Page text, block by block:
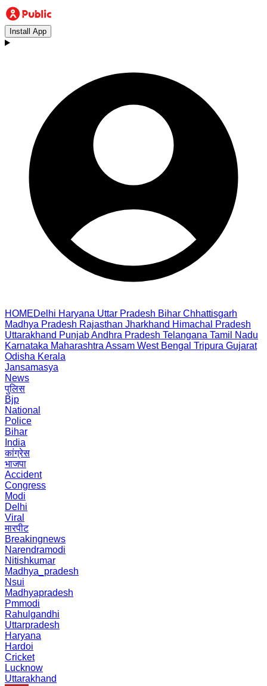
Install App
HOMEDelhi Haryana Uttar Pradesh Bihar Chhattisgarh
Madhya Pradesh Rajasthan Jharkhand Himachal Pradesh
Uttarakhand PunjabAndhra Pradesh Telangana Tamil Nadu
Karnataka Maharashtra Assam West Bengal Tripura Gujarat
Odisha Kerala
Jansamasya
News
पुलिस
Bjp
National
Police
Bihar
India
कांग्रेस
भाजपा
Accident
Congress
Modi
Delhi
Viral
मारपीट
Breakingnews
Narendramodi
Nitishkumar
Madhya_pradesh
Nsui
Madhyapradesh
Pmmodi
Rahulgandhi
Uttarpradesh
Haryana
Hardoi
Cricket
Lucknow
Uttarakhand